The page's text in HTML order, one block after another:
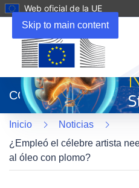
Skip to main content
Web oficial de la UE
abrirá
en
una
nueva
ventana)
CORDIS
Inicio
Noticias
¿Empleó el célebre artista
al óleo con plomo?